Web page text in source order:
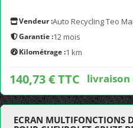
Vendeur :Auto Recycling Teo
Garantie :12 mois
Kilométrage :1 km
140,73 € TTC livraison
ECRAN MULTIFONCTIONS